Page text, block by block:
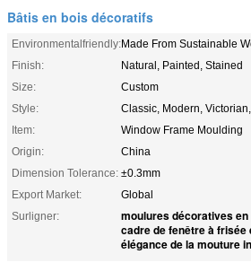
Bâtis en bois décoratifs
Environmentalfriendly:Made From Sustainable
Finish:
Natural, Painted, Stained
Size:
Custom
Style:
Classic, Modern,
Item:
Window Frame Moulding
Origin:
China
Dimension Tolerance: ±0.3mm
Export Market:
Global
Surligner:
moulures décoratives
cadre de fenêtre à frisée
élégance de la mouture